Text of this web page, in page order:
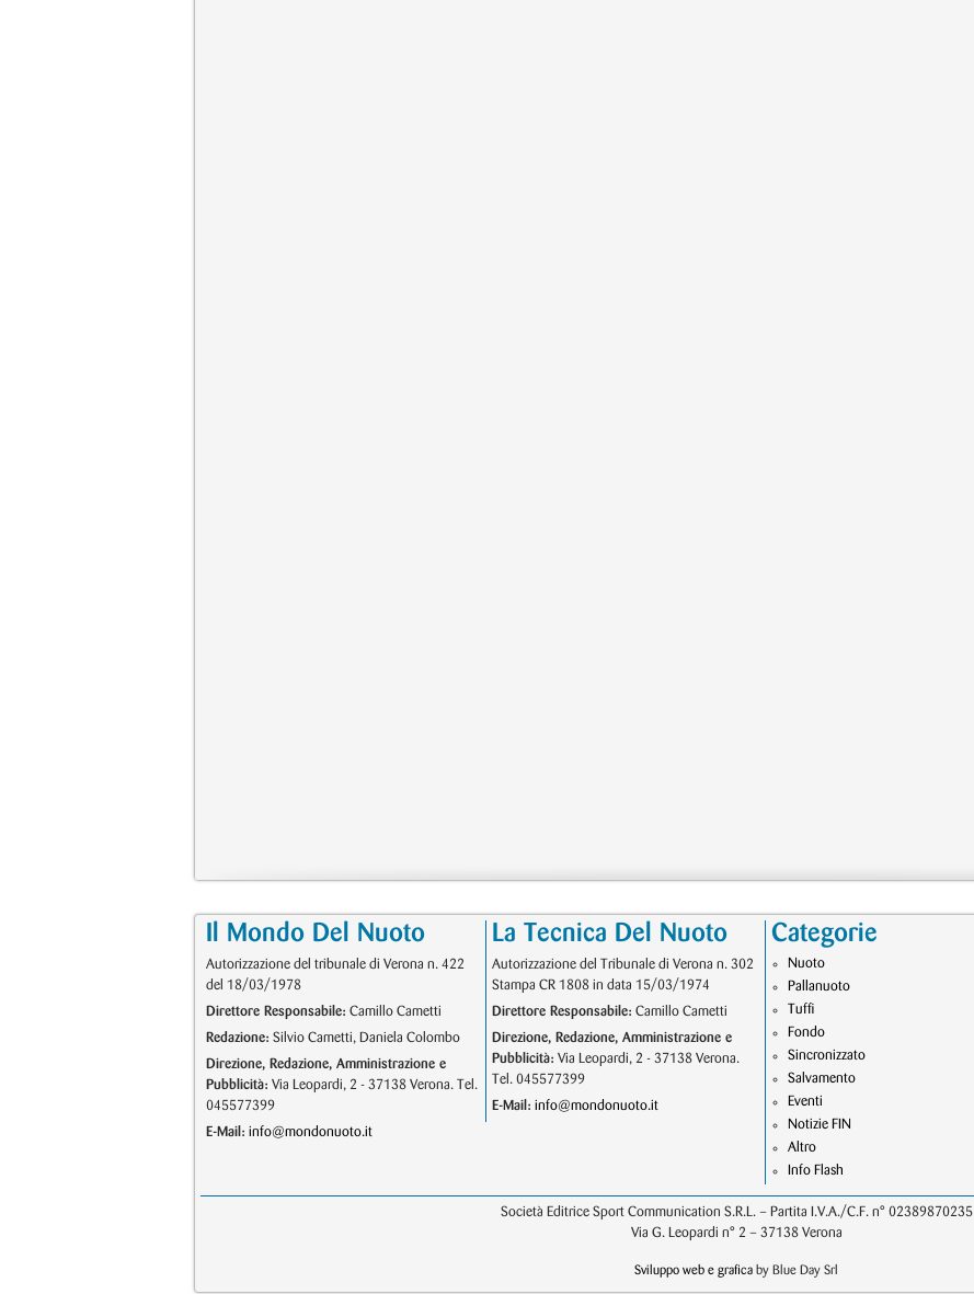
Il Mondo Del Nuoto
Autorizzazione del tribunale di Verona n. 422
del 18/03/1978
Direttore Responsabile: Camillo Cametti
Redazione: Silvio Cametti, Daniela Colombo
Direzione, Redazione, Amministrazione e
Pubblicità: Via Leopardi, 2 - 37138 Verona. Tel.
045577399
E-Mail: info@mondonuoto.it
La Tecnica Del Nuoto
Autorizzazione del Tribunale di Verona n. 302
Stampa CR 1808 in data 15/03/1974
Direttore Responsabile: Camillo Cametti
Direzione, Redazione, Amministrazione e
Pubblicità: Via Leopardi, 2 - 37138 Verona.
Tel. 045577399
E-Mail: info@mondonuoto.it
Categorie
Nuoto
Pallanuoto
Tuffi
Fondo
Sincronizzato
Salvamento
Eventi
Notizie FIN
Altro
Info Flash
Società Editrice Sport Communication S.R.L. – Partita I.V.A./C.F. n° 02389870235
Via G. Leopardi n° 2 – 37138 Verona
Sviluppo web e grafica by Blue Day Srl